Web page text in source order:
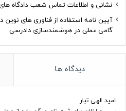
نشانی و اطلاعات تماس شعب دادگاه
آیین نامه استفاده از فناوری های
گامی عملی در هوشمندسازی دادرسی
دیدگاه ها
امید الهی تبار